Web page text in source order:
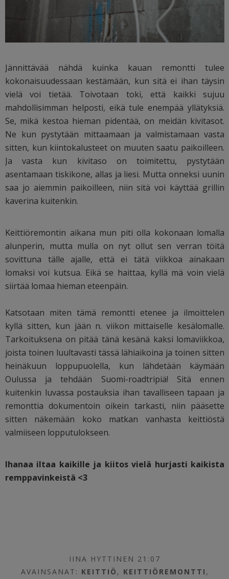
Jännittävää nähdä kuinka kauan remontti tulee
kokonaisuudessaan kestämään, kun sitä ei ihan täysin
vielä voi tietää. Toivotaan toki, että kaikki sujuu
mahdollisimman helposti, eikä tule enempää yllätyksiä.
Se, mikä kestoa hieman pidentää, on meidän kivitasot.
Ne kun pystytään mittaamaan ja valmistamaan vasta
sitten, kun kiintokalusteet on muuten saatu paikoilleen.
Ja vasta kun kivitaso on toimitettu, pystytään
asentamaan tiskikone, allas ja liesi. Mutta onneksi uunin
saa jo aiemmin paikoilleen, niin sitä voi käyttää grillin
kaverina kuitenkin.
Keittiöremontin aikana mun piti olla kokonaan lomalla
alunperin, mutta mulla on nyt ollut sen verran töitä
sovittuna tälle ajalle, että ei tätä viikkoa ainakaan
lomaksi voi kutsua. Eikä se haittaa, kyllä mä voin vielä
siirtää lomaa hieman eteenpäin.
Katsotaan miten tämä remontti etenee ja ilmoittelen
kyllä sitten, kun jään n. viikon mittaiselle kesälomalle.
Tarkoituksena on pitää tänä kesänä kaksi lomaviikkoa,
joista toinen luultavasti tässä lähiaikoina ja toinen sitten
heinäkuun loppupuolella, kun lähdetään käymään
Oulussa ja tehdään Suomi-roadtripiä! Sitä ennen
kuitenkin luvassa postauksia ihan tavalliseen tapaan ja
remonttia dokumentoin oikein tarkasti, niin pääsette
sitten näkemään koko matkan vanhasta keittiöstä
valmiiseen lopputulokseen.
Ihanaa iltaa kaikille ja kiitos vielä hurjasti kaikista
remppavinkeistä <3
IINA HYTTINEN 21:07
AVAINSANAT: KEITTIÖ , KEITTIÖREMONTTI ,